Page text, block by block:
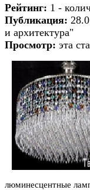
Рейтинг: 1 -
Публикация:
и архитектура"
Просмотр: эта
люминесцентные